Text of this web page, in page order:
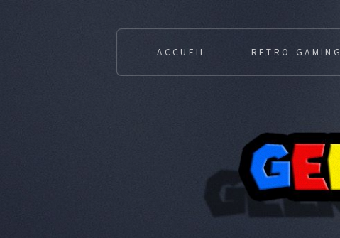
ACCUEIL RETRO-GAMING